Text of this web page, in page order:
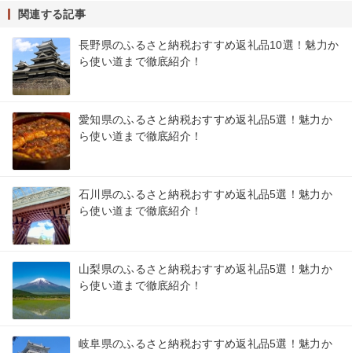
関連する記事
長野県のふるさと納税おすすめ返礼品10選！魅力か
ら使い道まで徹底紹介！
愛知県のふるさと納税おすすめ返礼品5選！魅力か
ら使い道まで徹底紹介！
石川県のふるさと納税おすすめ返礼品5選！魅力か
ら使い道まで徹底紹介！
山梨県のふるさと納税おすすめ返礼品5選！魅力か
ら使い道まで徹底紹介！
岐阜県のふるさと納税おすすめ返礼品5選！魅力か